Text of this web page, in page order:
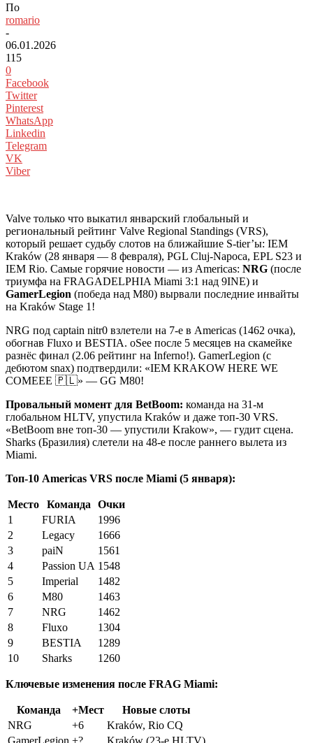
По
romario
-
06.01.2026
115
0
Facebook
Twitter
Pinterest
WhatsApp
Linkedin
Telegram
VK
Viber
Valve только что выкатил январский глобальный и
региональный рейтинг Valve Regional Standings (VRS),
который решает судьбу слотов на ближайшие S-tier’ы: IEM
Kraków (28 января — 8 февраля), PGL Cluj-Napoca, EPL S23 и
IEM Rio. Самые горячие новости — из Americas: NRG (после
триумфа на FRAGADELPHIA Miami 3:1 над 9INE) и
GamerLegion (победа над M80) вырвали последние инвайты
на Kraków Stage 1!
NRG под captain nitr0 взлетели на 7-е в Americas (1462 очка),
обогнав Fluxo и BESTIA. oSee после 5 месяцев на скамейке
разнёс финал (2.06 рейтинг на Inferno!). GamerLegion (с
дебютом snax) подтвердили: «IEM KRAKOW HERE WE
COMEEE 🇵🇱» — GG M80!
Провальный момент для BetBoom: команда на 31-м
глобальном HLTV, упустила Kraków и даже топ-30 VRS.
«BetBoom вне топ-30 — упустили Krakow», — гудит сцена.
Sharks (Бразилия) слетели на 48-е после раннего вылета из
Miami.
Топ-10 Americas VRS после Miami (5 января):
Место Команда
Очки
1
FURIA
1996
2
Legacy
1666
3
paiN
1561
4
Passion UA 1548
5
Imperial
1482
6
M80
1463
7
NRG
1462
8
Fluxo
1304
9
BESTIA
1289
10
Sharks 1260
Ключевые изменения после FRAG Miami:
Команда +Мест
Новые слоты
NRG
+6
Kraków, Rio CQ
GamerLegion +? Kraków (23-е HLTV)